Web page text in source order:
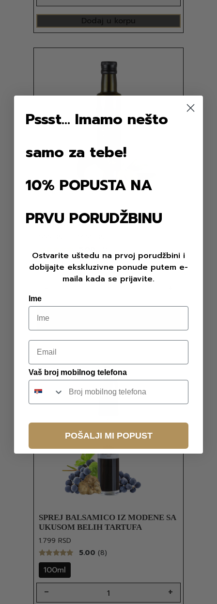
Dodaj u korpu
MASLINOVO ULJE SA UKUSOM
CRNOG TARTUFA
100ml 250ml
SPREJ BALSAMICO IZ MODENE SA
UKUSOM BELIH TARTUFA
1.799 RSD
5.00 (8)
100ml
Pssst... Imamo nešto
samo za tebe!
10% POPUSTA NA
PRVU PORUDŽBINU
Ostvarite uštedu na prvoj porudžbini i
dobijajte ekskluzivne ponude putem e-
maila kada se prijavite.
Ime
Email
Vaš broj mobilnog telefona
POŠALJI MI POPUST